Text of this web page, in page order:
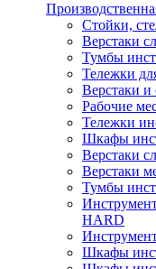
Стойки,
Верстаки
Тумбы
Тележки
Верстаки и
Рабочие
Тележки
Шкафы
Верстаки
Верстаки
Тумбы
HARD
Шкафы